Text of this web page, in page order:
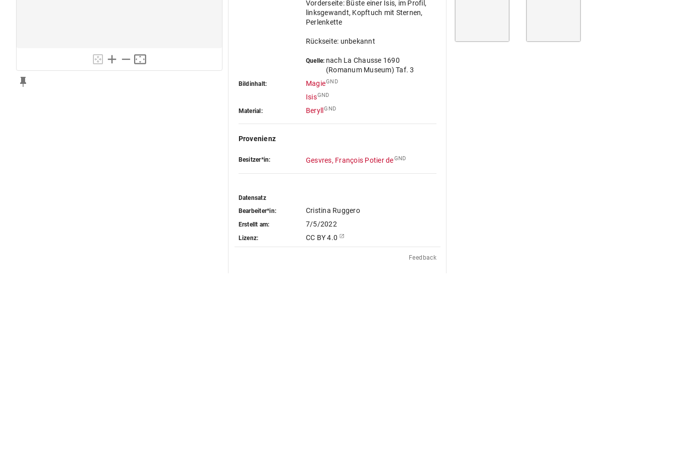
Vorderseite: Büste einer Isis, im Profil,
linksgewandt, Kopftuch mit Sternen,
Perlenkette
Rückseite: unbekannt
Quelle: nach La Chausse 1690
(Romanum Museum) Taf. 3
Bildinhalt: MagieGND
IsisGND
Material: Beryll GND
Provenienz
Besitzer*in: Gesvres, François Potier deGND
Datensatz
Bearbeiter*in:
Cristina Ruggero
Erstellt am: 7/5/2022
Lizenz: CC BY 4.0
Feedback